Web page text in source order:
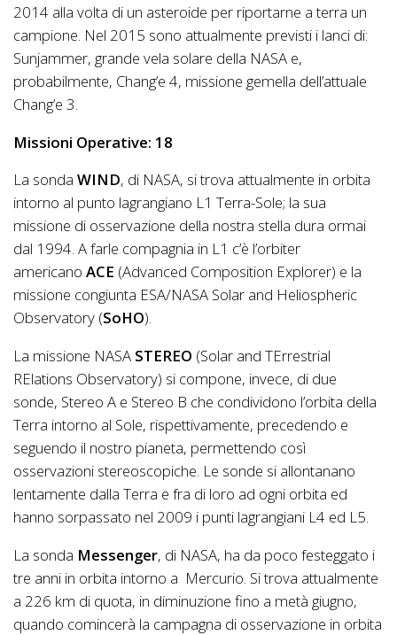
2014 alla volta di un asteroide per riportarne a terra un
campione. Nel 2015 sono attualmente previsti i lanci di:
Sunjammer, grande vela solare della NASA e,
probabilmente, Chang’e 4, missione gemella dell’attuale
Chang’e 3.
Missioni Operative: 18
La sonda WIND, di NASA, si trova attualmente in orbita
intorno al punto lagrangiano L1 Terra-Sole; la sua
missione di osservazione della nostra stella dura ormai
dal 1994. A farle compagnia in L1 c’è l’orbiter
americano ACE (Advanced Composition Explorer) e la
missione congiunta ESA/NASA Solar and Heliospheric
Observatory (SoHO).
La missione NASA STEREO (Solar and TErrestrial
RElations Observatory) si compone, invece, di due
sonde, Stereo A e Stereo B che condividono l’orbita della
Terra intorno al Sole, rispettivamente, precedendo e
seguendo il nostro pianeta, permettendo così
osservazioni stereoscopiche. Le sonde si allontanano
lentamente dalla Terra e fra di loro ad ogni orbita ed
hanno sorpassato nel 2009 i punti lagrangiani L4 ed L5.
La sonda Messenger, di NASA, ha da poco festeggato i
tre anni in orbita intorno a Mercurio. Si trova attualmente
a 226 km di quota, in diminuzione fino a metà giugno,
quando comincerà la campagna di osservazione in orbita